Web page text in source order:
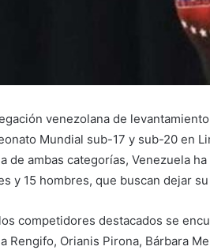
venezolana de
Mundial sub-17 y sub-20 en
de ambas categorías, Venezuela
y 15 hombres, que buscan dejar
competidores destacados se
Rengifo, Orianis Pirona, Bárbara